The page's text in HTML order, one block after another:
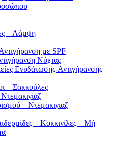
– Λάμψη
με SPF
Νύχτας
Ενυδάτωσης-Αντιγήρανσης
– Σακκούλες
– Ντεμακιγιάζ
– Κοκκινίλες – Μή